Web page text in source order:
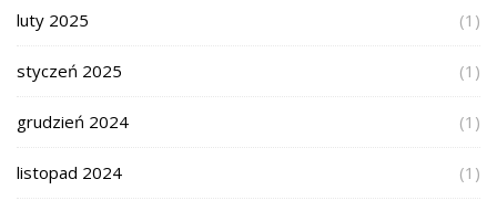
luty 2025 (1)
styczeń 2025 (1)
grudzień 2024 (1)
listopad 2024 (1)